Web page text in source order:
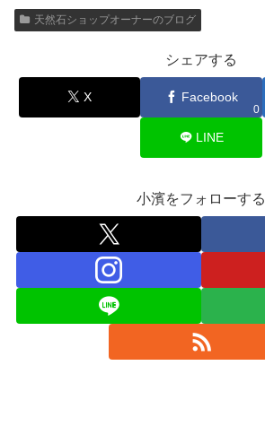
天然石ショップオーナーのブログ
シェアする
X Facebook
0
LINE
小濱をフォローする